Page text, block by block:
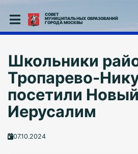
СОВЕТ
МУНИЦИПАЛЬНЫХ ОБРАЗОВАНИЙ
ГОРОДА МОСКВЫ
Школьники
Тропарево-
посетили Новый
Иерусалим
07.10.2024